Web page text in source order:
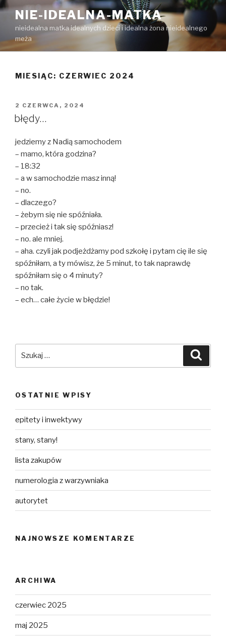
Przejdź
treści
NIE-IDEALNA-MATKA
nieidealna matka idealnych dzieci i idealna żona nieidealnego
meża
MIESIĄC: CZERWIEC 2024
OPUBLIKOWANE
W
2 CZERWCA, 2024
błędy…
jedziemy z Nadią samochodem
– mamo, która godzina?
– 18:32
– a w samochodzie masz inną!
– no.
– dlaczego?
– żebym się nie spóźniała.
– przecież i tak się spóźniasz!
– no. ale mniej.
– aha. czyli jak podjeżdżamy pod szkołę i pytam cię ile się
spóźniłam, a ty mówisz, że 5 minut, to tak naprawdę
spóźniłam się o 4 minuty?
– no tak.
– ech… całe życie w błędzie!
OSTATNIE WPISY
epitety i inwektywy
stany, stany!
lista zakupów
numerologia z warzywniaka
autorytet
NAJNOWSZE KOMENTARZE
ARCHIWA
czerwiec 2025
maj 2025